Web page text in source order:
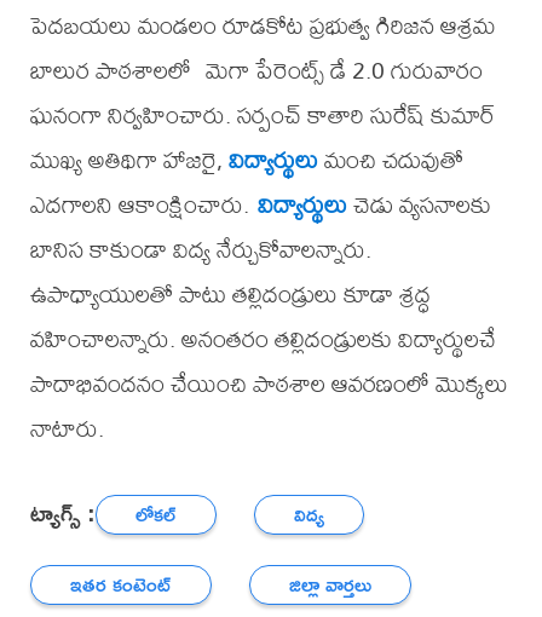
పెదబయలు మండలం రూడకోట ప్రభుత్వ గిరిజన ఆశ్రమ
బాలుర పాఠశాలలో మెగా పేరెంట్స్ డే 2.0 గురువారం
ఘనంగా నిర్వహించారు. సర్పంచ్ కాతారి సురేష్ కుమార్
ముఖ్య అతిథిగా హాజరై,విద్యార్థులుమంచి చదువుతో
ఎదగాలని ఆకాంక్షించారు. విద్యార్థులుచెడు వ్యసనాలకు
బానిస కాకుండా విద్య నేర్చుకోవాలన్నారు.
ఉపాధ్యాయులతో పాటు తల్లిదండ్రులు కూడా శ్రద్ధ
వహించాలన్నారు. అనంతరం తల్లిదండ్రులకు విద్యార్థులచే
పాదాభివందనం చేయించి పాఠశాల ఆవరణంలో మొక్కలు
నాటారు.
ట్యాగ్స్ : లోకల్
విద్య
ఇతర కంటెంట్
జిల్లా వార్తలు